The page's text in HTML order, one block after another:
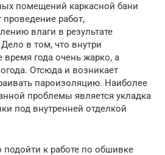
помещений каркасной бани
проведение работ,
влаги в результате
в том, что внутри
время года очень жарко, а
Отсюда и возникает
пароизоляцию. Наиболее
проблемы является укладка
под внутренней отделкой
подойти к работе по обшивке